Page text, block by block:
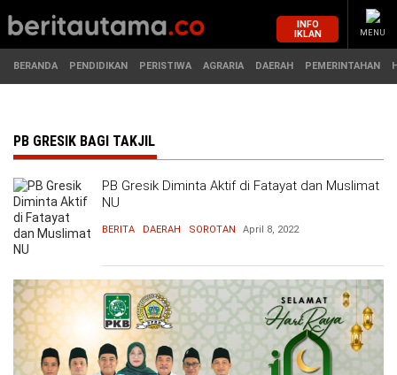
MASUK
BERANDA
PERISTIWA
AGRARIA
DAERAH
PEMERINTAHAN
PENDIDIKAN
HUKUM
EKONOMI
OLAHRAGA
PENDIDIKAN
INFO
IKLAN
MENU
BERANDA PENDIDIKAN PERISTIWA AGRARIA DAERAH PEMERINTAHAN
PB GRESIK BAGI TAKJIL
PB Gresik Diminta Aktif di Fatayat dan Muslimat
NU
BERITA DAERAH SOROTAN April 8, 2022